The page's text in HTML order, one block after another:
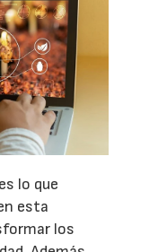
lo que
esta
los